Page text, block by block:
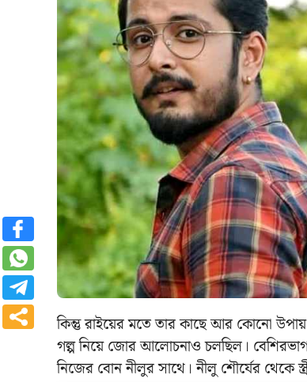
কিন্তু রাইয়ের মতে তার কাছে আর কোনো উপায়
গল্প নিয়ে জোর আলোচনাও চলছিল।
নিজের বোন নীলুর সাথে। নীলু শৌর্যের থেকে